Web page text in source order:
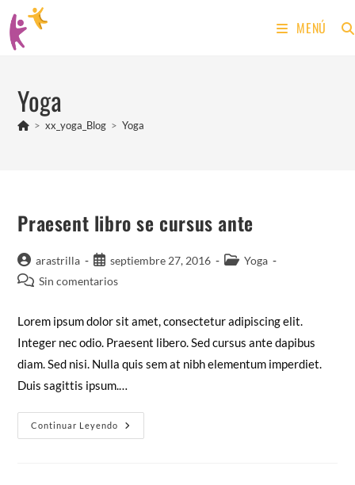
contenido
MENÚ
Yoga
> xx_yoga_Blog > Yoga
Praesent libro se cursus ante
Autor
de
arastrilla
Publicación
de
septiembre 27, 2016
Categoría
Yoga
Comentarios
entrada:
Sin comentarios
Lorem ipsum dolor sit amet, consectetur adipiscing elit.
Integer nec odio. Praesent libero. Sed cursus ante dapibus
diam. Sed nisi. Nulla quis sem at nibh elementum imperdiet.
Duis sagittis ipsum.…
Continuar Leyendo
Praesent
Libro